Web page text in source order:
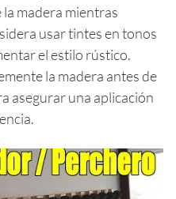
madera mientras
usar tintes en tonos
el estilo rústico.
la madera antes de
asegurar una aplicación